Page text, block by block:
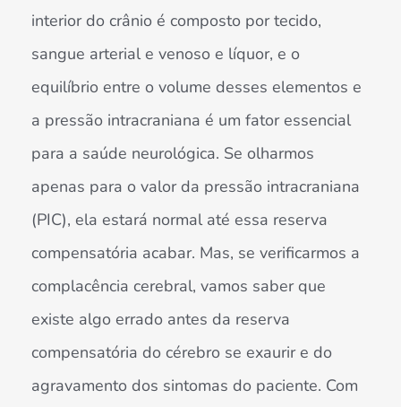
interior do crânio é composto por tecido,
sangue arterial e venoso e líquor, e o
equilíbrio entre o volume desses elementos e
a pressão intracraniana é um fator essencial
para a saúde neurológica. Se olharmos
apenas para o valor da pressão intracraniana
(PIC), ela estará normal até essa reserva
compensatória acabar. Mas, se verificarmos a
complacência cerebral, vamos saber que
existe algo errado antes da reserva
compensatória do cérebro se exaurir e do
agravamento dos sintomas do paciente. Com